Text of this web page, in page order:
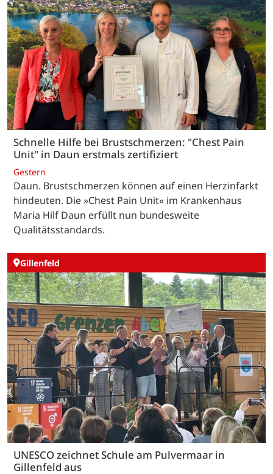
Schnelle Hilfe bei Brustschmerzen: "Chest Pain
Unit" in Daun erstmals zertifiziert
Gestern
Daun. Brustschmerzen können auf einen Herzinfarkt
hindeuten. Die »Chest Pain Unit« im Krankenhaus
Maria Hilf Daun erfüllt nun bundesweite
Qualitätsstandards.
Gillenfeld
UNESCO zeichnet Schule am Pulvermaar in
Gillenfeld aus